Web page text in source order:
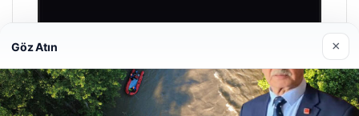
Prenses Night Club
29/04/2026
Göz Atın ×